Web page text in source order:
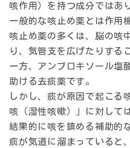
咳作用）を持つ成分ではあ
一般的な咳止め薬とは作用
咳止め薬の多くは、脳の咳
り、気管支を広げたりする
一方、アンブロキソール塩
助ける去痰薬です。
しかし、痰が原因で起こる
咳（湿性咳嗽）」に対して
結果的に咳を鎮める補助的
痰が気道に溜まっていると